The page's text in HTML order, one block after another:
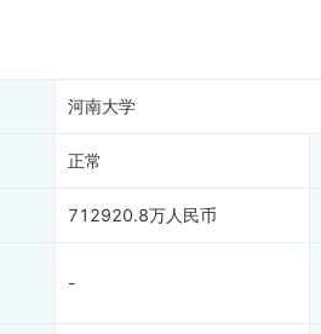
信用评价
客户 69
河南大学
正常
712920.8万人民币
-